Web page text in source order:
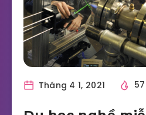
Tháng 4 1, 2021 57